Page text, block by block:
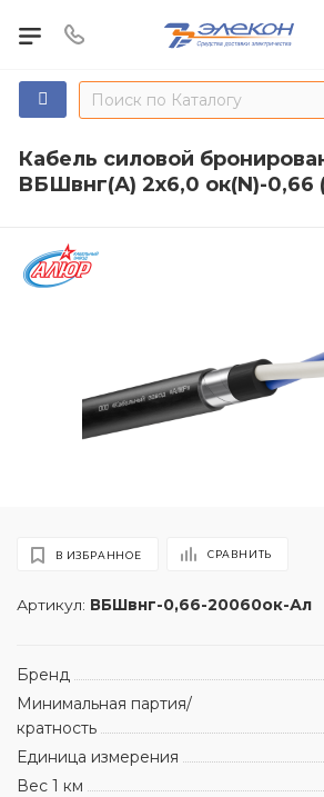
Кабель силовой
ВБШвнг(А) 2х6,0 ок(N)-0,66
Артикул: ВБШвнг-0,66-20060ок-Ал
В ИЗБРАННОЕ СРАВНИТЬ
Бренд
Минимальная партия/
кратность
Единица измерения
Вес 1 км